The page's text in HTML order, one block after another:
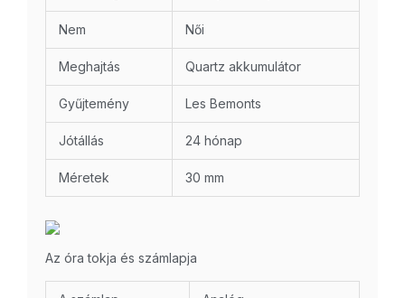
Nem Női
Meghajtás Quartz akkumulátor
Gyűjtemény Les Bemonts
Jótállás 24 hónap
Méretek 30 mm
Az óra tokja és számlapja